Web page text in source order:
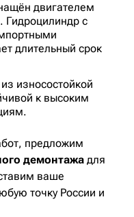
двигателем
Гидроцилиндр с
длительный срок
износостойкой
к высоким
предложим
демонтажа для
ваше
точку России и